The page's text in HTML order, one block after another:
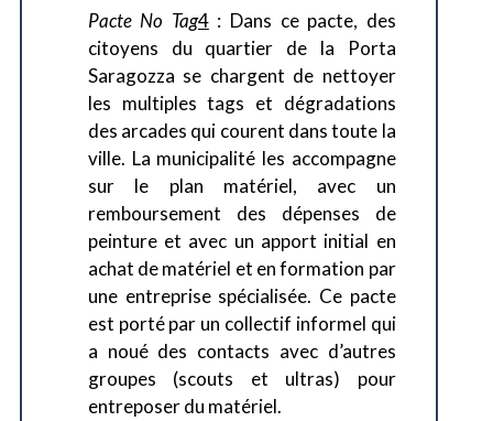
Pacte No Tag4: Dans ce pacte, des
citoyens du quartier de la Porta
Saragozza se chargent de nettoyer
les multiples tags et dégradations
des arcades qui courent dans toute la
ville. La municipalité les accompagne
sur le plan matériel, avec un
remboursement des dépenses de
peinture et avec un apport initial en
achat de matériel et en formation par
une entreprise spécialisée. Ce pacte
est porté par un collectif informel qui
a noué des contacts avec d’autres
groupes (scouts et ultras) pour
entreposer du matériel.